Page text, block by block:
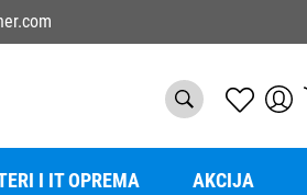
I IT OPREMA AKCIJA